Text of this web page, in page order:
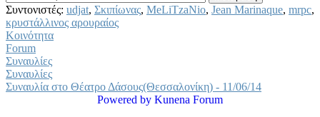
Συντονιστές: udjat, Σκιπίωνας, MeLiTzaNio, Jean Marinaque, mrpc,
κρυστάλλινος αρουραίος
Κοινότητα
Forum
Συναυλίες
Συναυλίες
Συναυλία στο Θέατρο Δάσους(Θεσσαλονίκη) - 11/06/14
Powered by Kunena Forum